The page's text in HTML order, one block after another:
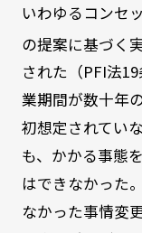
いわゆるコンセ
の提案に基づく
された（PFI法
業期間が数十年
初想定されてい
も、かかる事態
はできなかった
なかった事情変